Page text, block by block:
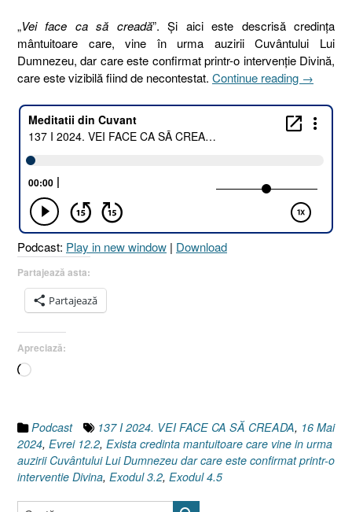
„Vei face ca să creadă”. Și aici este descrisă credința
mântuitoare care, vine în urma auzirii Cuvântului Lui
Dumnezeu, dar care este confirmat printr-o intervenție Divină,
care este vizibilă fiind de necontestat. Continue reading „137
2024.
VEI
[Exodul
3.2
→
Podcast: Play in new window | Download
Partajează asta:
Partajează
Apreciază:
Încarc...
Podcast 137 I 2024. VEI FACE CA SĂ CREADA, 16 Mai
2024, Evrei 12.2, Exista credinta mantuitoare care vine in urma
auzirii Cuvântului Lui Dumnezeu dar care este confirmat printr-o
interventie Divina, Exodul 3.2, Exodul 4.5